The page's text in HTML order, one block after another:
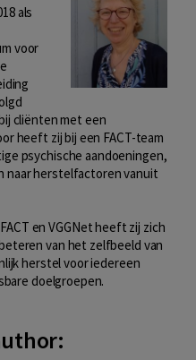
als
voor
cliënten met een
heeft zij bij een FACT-team
psychische aandoeningen,
naar herstelfactoren vanuit
en VGGNet heeft zij zich
van het zelfbeeld van
herstel voor iedereen
doelgroepen.